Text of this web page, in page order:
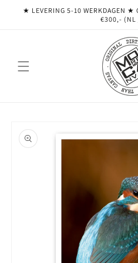
naar de
★ LEVERING 5-10 WERKDAGEN ★
€300,-